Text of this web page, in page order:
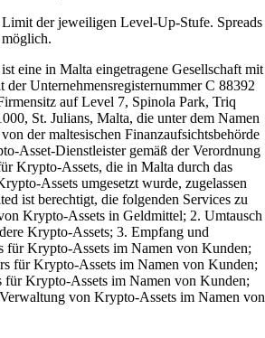
der jeweiligen Level-Up-Stufe. Spreads
eine in Malta eingetragene Gesellschaft mit
der Unternehmensregisternummer C 88392
auf Level 7, Spinola Park, Triq
St. Julians, Malta, die unter dem Namen
der maltesischen Finanzaufsichtsbehörde
Asset-Dienstleister gemäß der Verordnung
Krypto-Assets, die in Malta durch das
Assets umgesetzt wurde, zugelassen
ist berechtigt, die folgenden Services zu
Krypto-Assets in Geldmittel; 2. Umtausch
Krypto-Assets; 3. Empfang und
für Krypto-Assets im Namen von Kunden;
für Krypto-Assets im Namen von Kunden;
für Krypto-Assets im Namen von Kunden;
von Krypto-Assets im Namen von